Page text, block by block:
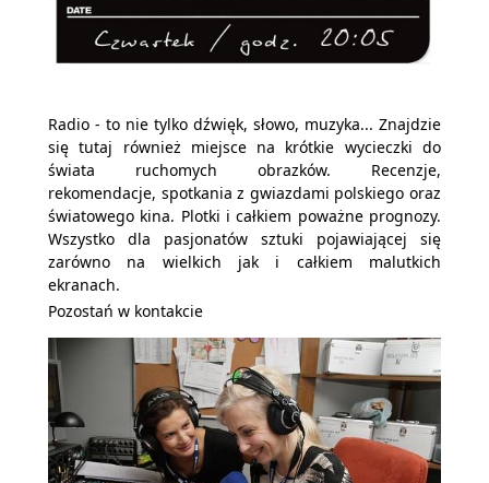
Radio - to nie tylko dźwięk, słowo, muzyka... Znajdzie
się tutaj również miejsce na krótkie wycieczki do
świata ruchomych obrazków. Recenzje,
rekomendacje, spotkania z gwiazdami polskiego oraz
światowego kina. Plotki i całkiem poważne prognozy.
Wszystko dla pasjonatów sztuki pojawiającej się
zarówno na wielkich jak i całkiem malutkich
ekranach.
Pozostań w kontakcie